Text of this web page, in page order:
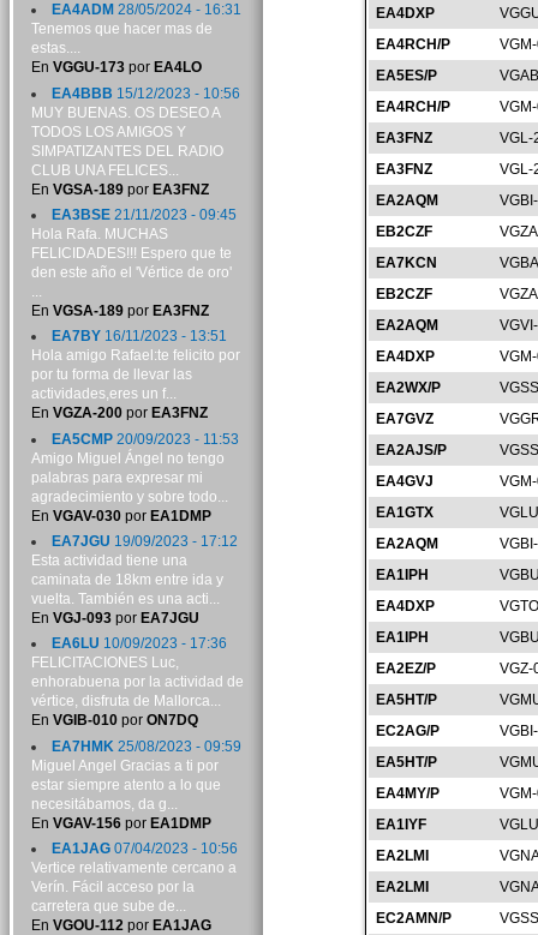
EA4DXP
EA4RCH/P
EA5ES/P
EA4RCH/P
EA3FNZ
VGL-
EA3FNZ
VGL-
EA2AQM
EB2CZF
EA7KCN
EB2CZF
EA2AQM
EA4DXP
EA2WX/P
EA7GVZ
EA2AJS/P
EA4GVJ
EA1GTX
EA2AQM
EA1IPH
EA4DXP
EA1IPH
EA2EZ/P
VGZ-
EA5HT/P
EC2AG/P
EA5HT/P
EA4MY/P
EA1IYF
EA2LMI
EA2LMI
EC2AMN/P
EA4ADM 28/05/2024 - 16:31
Tenemos que hacer mas de
estas....
En VGGU-173por EA4LO
EA4BBB 15/12/2023 - 10:56
MUY BUENAS. OS DESEO A
TODOS LOS AMIGOS Y
SIMPATIZANTES DEL RADIO
CLUB UNA FELICES...
En VGSA-189por EA3FNZ
EA3BSE21/11/2023 - 09:45
Hola Rafa. MUCHAS
FELICIDADES!!! Espero que te
den este año el 'Vértice de oro'
...
En VGSA-189por EA3FNZ
EA7BY16/11/2023 - 13:51
Hola amigo Rafael:te felicito por
por tu forma de llevar las
actividades,eres un f...
En VGZA-200por EA3FNZ
EA5CMP20/09/2023 - 11:53
Amigo Miguel Ángel no tengo
palabras para expresar mi
agradecimiento y sobre todo...
En VGAV-030por EA1DMP
EA7JGU 19/09/2023 - 17:12
Esta actividad tiene una
caminata de 18km entre ida y
vuelta. También es una acti...
En VGJ-093por EA7JGU
EA6LU 10/09/2023 - 17:36
FELICITACIONES Luc,
enhorabuena por la actividad de
vértice, disfruta de Mallorca...
En VGIB-010por ON7DQ
EA7HMK 25/08/2023 - 09:59
Miguel Angel Gracias a ti por
estar siempre atento a lo que
necesitábamos, da g...
En VGAV-156por EA1DMP
EA1JAG07/04/2023 - 10:56
Vertice relativamente cercano a
Verín. Fácil acceso por la
carretera que sube de...
En VGOU-112por EA1JAG